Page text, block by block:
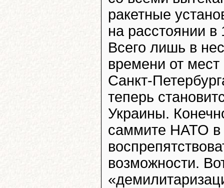
ракетные
на расстоянии
Всего лишь в
времени от
Санкт-
теперь
Украины.
саммите НАТО в
возможности.